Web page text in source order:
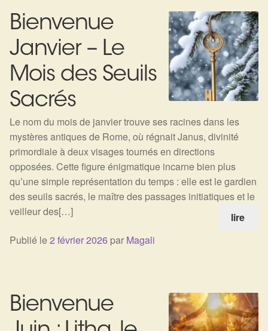
Bienvenue
Janvier – Le
Mois des Seuils
Sacrés
Le nom du mois de janvier trouve ses racines dans les
mystères antiques de Rome, où régnait Janus, divinité
primordiale à deux visages tournés en directions
opposées. Cette figure énigmatique incarne bien plus
qu’une simple représentation du temps : elle est le gardien
des seuils sacrés, le maître des passages initiatiques et le
veilleur des[…]
lire
Publié le2 février 2026 par Magali
Bienvenue